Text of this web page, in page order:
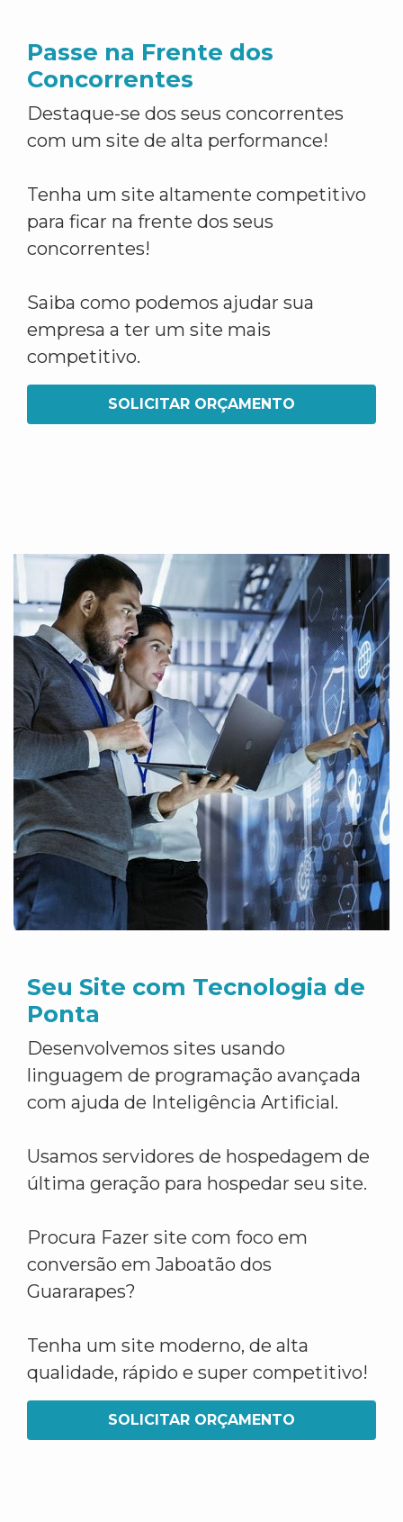
Passe na Frente dos
Concorrentes
Destaque-se dos seus concorrentes
com um site de alta performance!
Tenha um site altamente competitivo
para ficar na frente dos seus
concorrentes!
Saiba como podemos ajudar sua
empresa a ter um site mais
competitivo.
SOLICITAR ORÇAMENTO
Seu Site com Tecnologia de
Ponta
Desenvolvemos sites usando
linguagem de programação avançada
com ajuda de Inteligência Artificial.
Usamos servidores de hospedagem de
última geração para hospedar seu site.
Procura Fazer site com foco em
conversão em Jaboatão dos
Guararapes?
Tenha um site moderno, de alta
qualidade, rápido e super competitivo!
SOLICITAR ORÇAMENTO